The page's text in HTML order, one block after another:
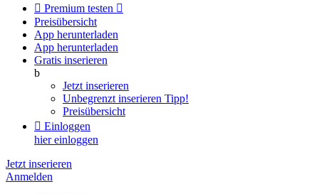
 Premium testen 
Preisübersicht
App herunterladen
App herunterladen
Gratis inserieren
b
Jetzt inserieren
Unbegrenzt inserieren Tipp!
Preisübersicht
 Einloggen
hier einloggen
Jetzt inserieren
Anmelden